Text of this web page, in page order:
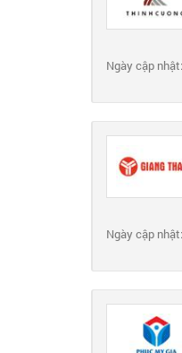
Ngày cập nhật:
Ngày cập nhật: